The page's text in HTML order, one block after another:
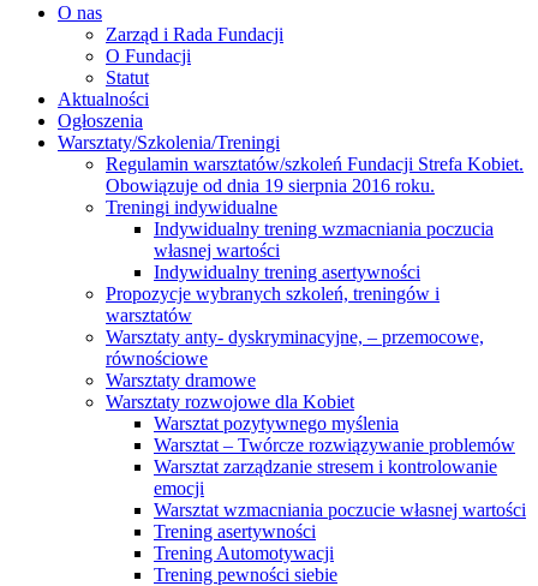
O nas
Zarząd i Rada Fundacji
O Fundacji
Statut
Aktualności
Ogłoszenia
Warsztaty/Szkolenia/Treningi
Regulamin warsztatów/szkoleń Fundacji Strefa Kobiet.
Obowiązuje od dnia 19 sierpnia 2016 roku.
Treningi indywidualne
Indywidualny trening wzmacniania poczucia
własnej wartości
Indywidualny trening asertywności
Propozycje wybranych szkoleń, treningów i
warsztatów
Warsztaty anty- dyskryminacyjne, – przemocowe,
równościowe
Warsztaty dramowe
Warsztaty rozwojowe dla Kobiet
Warsztat pozytywnego myślenia
Warsztat – Twórcze rozwiązywanie problemów
Warsztat zarządzanie stresem i kontrolowanie
emocji
Warsztat wzmacniania poczucie własnej wartości
Trening asertywności
Trening Automotywacji
Trening pewności siebie